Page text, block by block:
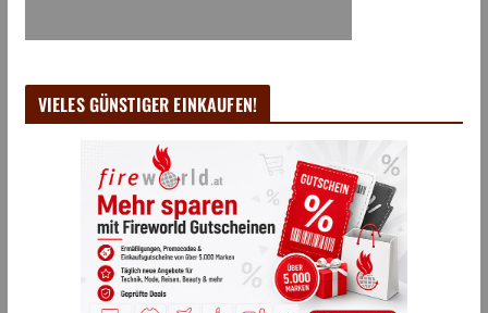
VIELES GÜNSTIGER EINKAUFEN!